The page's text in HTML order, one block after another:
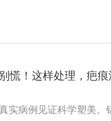
慌！这样处理，疤
实病例见证科学塑美